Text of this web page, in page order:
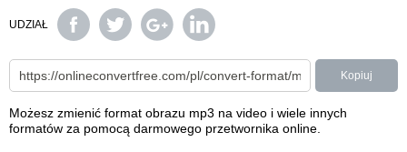
UDZIAŁ
Kopiuj
Możesz zmienić format obrazu mp3 na video i wiele innych
formatów za pomocą darmowego przetwornika online.